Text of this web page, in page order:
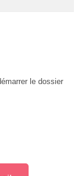
le dossier